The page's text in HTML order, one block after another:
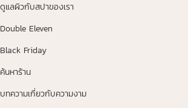
ดูแลผิวกับสปาของเรา
Double Eleven
Black Friday
ค้นหาร้าน
บทความเกี่ยวกับความงาม